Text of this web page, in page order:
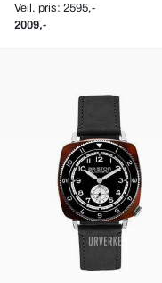
Veil. pris: 2595,-
2009,-